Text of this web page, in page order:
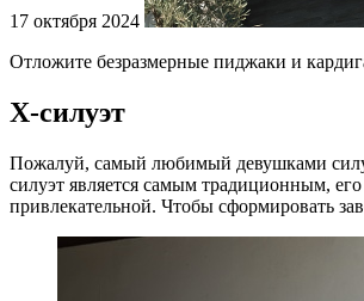
17 октября 2024
Отложите безразмерные пиджаки и
Х-силуэт
Пожалуй, самый любимый девушками
силуэт является самым традиционным,
привлекательной. Чтобы сформировать